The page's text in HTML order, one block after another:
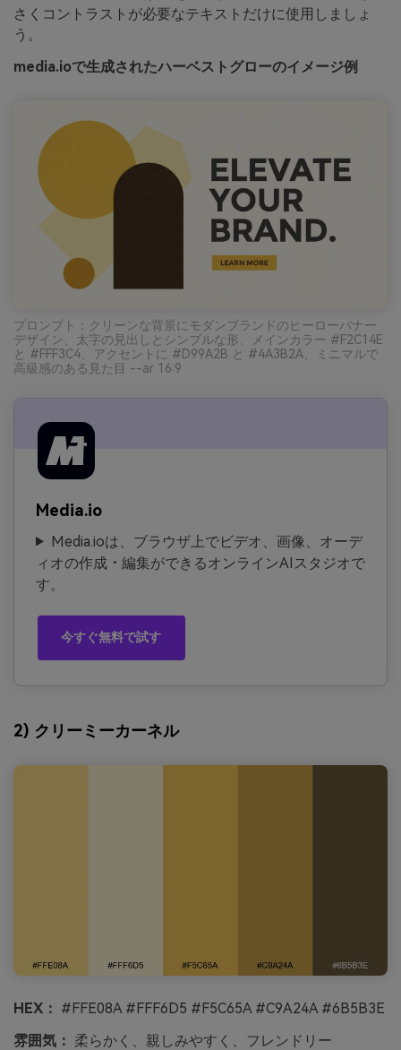
さくコントラストが必要なテキストだけに使用しましょ
う。
media.ioで生成されたハーベストグローのイメージ例
プロンプト：クリーンな背景にモダンブランドのヒーローバナー
デザイン、太字の見出しとシンプルな形、メインカラー #F2C14E
と #FFF3C4、アクセントに #D99A2B と #4A3B2A、ミニマルで
高級感のある見た目 --ar 16:9
Media.io
Media.ioは、ブラウザ上でビデオ、画像、オーデ
ィオの作成・編集ができるオンラインAIスタジオで
す。
今すぐ無料で試す
2) クリーミーカーネル
HEX： #FFE08A #FFF6D5 #F5C65A #C9A24A #6B5B3E
雰囲気： 柔らかく、親しみやすく、フレンドリー